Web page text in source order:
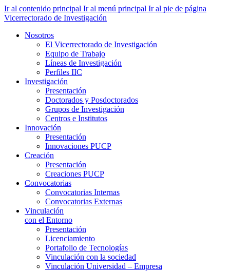
Ir al contenido principal Ir al menú principal Ir al pie de página
Vicerrectorado de Investigación
Nosotros
El Vicerrectorado de Investigación
Equipo de Trabajo
Líneas de Investigación
Perfiles IIC
Investigación
Presentación
Doctorados y Posdoctorados
Grupos de Investigación
Centros e Institutos
Innovación
Presentación
Innovaciones PUCP
Creación
Presentación
Creaciones PUCP
Convocatorias
Convocatorias Internas
Convocatorias Externas
Vinculación
con el Entorno
Presentación
Licenciamiento
Portafolio de Tecnologías
Vinculación con la sociedad
Vinculación Universidad – Empresa